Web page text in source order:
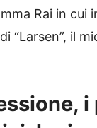
Rai in cui
“Larsen”, il
i